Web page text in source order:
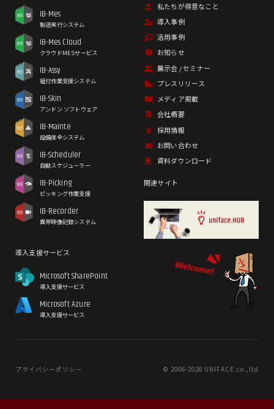
IB-Mes
製造実行システム
IB-Mes Cloud
クラウドMESサービス
IB-Assy
組付作業支援システム
IB-Skin
アンドン ソフトウェア
IB-Mainte
設備保全システム
IB-Scheduler
自動スケジューラー
IB-Picking
ピッキング作業支援
IB-Recorder
異常映像記録システム
導入支援サービス
Microsoft SharePoint
導入支援サービス
Microsoft Azure
導入支援サービス
私たちが得意なこと
導入事例
活用事例
お知らせ
展示会 / セミナー
プレスリリース
メディア掲載
会社概要
採用情報
お問い合わせ
資料ダウンロード
関連サイト
プライバシーポリシー © 2006-2026 UNIFACE.co.,ltd